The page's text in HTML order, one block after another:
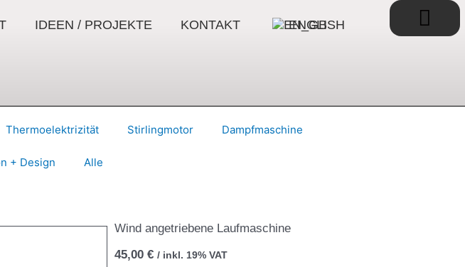
IDEEN / PROJEKTE KONTAKT ENGLISH
Thermoelektrizität Stirlingmotor Dampfmaschine
+ Design Alle
Wind angetriebene Laufmaschine
45,00€ / inkl. 19% VAT